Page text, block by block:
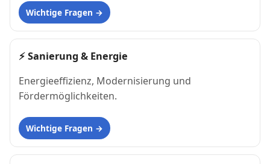
Wichtige Fragen
⚡Sanierung & Energie
Energieeffizienz, Modernisierung und
Fördermöglichkeiten.
Wichtige Fragen